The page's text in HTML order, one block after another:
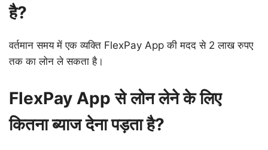
है?
वर्तमान समय में एक व्यक्ति FlexPay App की मदद से 2 लाख रुपए
तक का लोन ले सकता है।
FlexPay App से लोन लेने के लिए
कितना ब्याज देना पड़ता है?